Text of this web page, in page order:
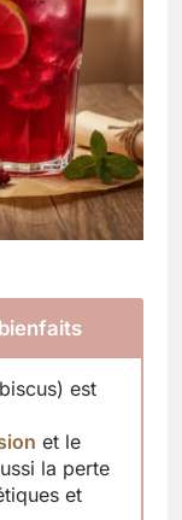
est
et le
la perte
et